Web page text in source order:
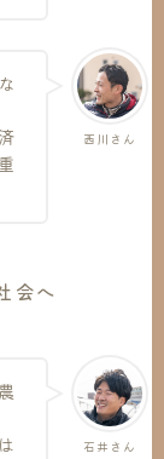
西川さん
会へ
石井さん